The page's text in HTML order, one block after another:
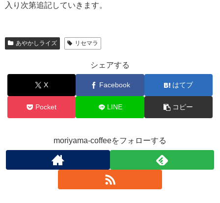
入り次第追記していきます。
あやかしライズ リセマラ
シェアする
X Facebook はてブ
Pocket LINE コピー
moriyama-coffeeをフォローする